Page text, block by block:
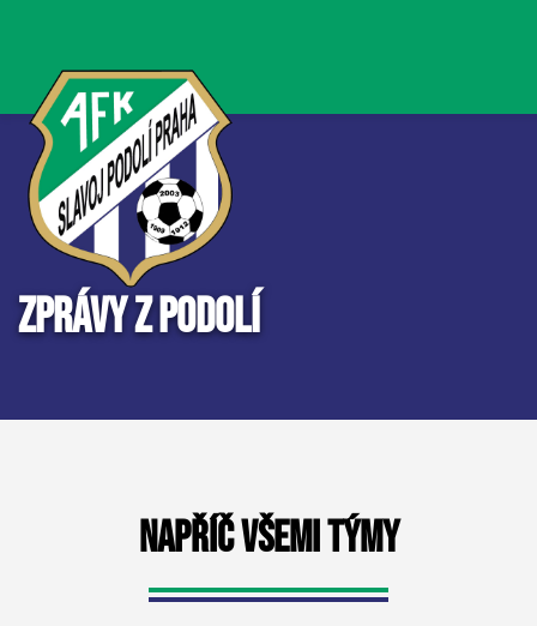
Zprávy z Podolí
NAPŘÍČ VŠEMI TÝMY